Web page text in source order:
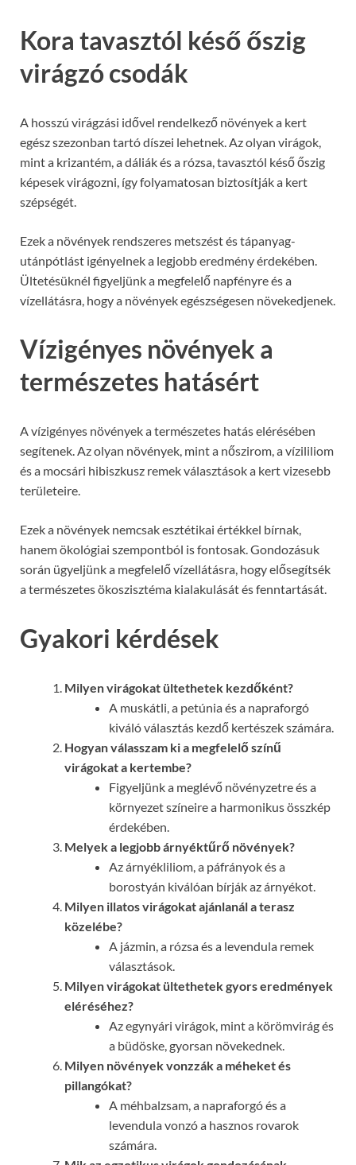
Kora tavasztól késő őszig
virágzó csodák
A hosszú virágzási idővel rendelkező növények a kert
egész szezonban tartó díszei lehetnek. Az olyan virágok,
mint a krizantém, a dáliák és a rózsa, tavasztól késő őszig
képesek virágozni, így folyamatosan biztosítják a kert
szépségét.
Ezek a növények rendszeres metszést és tápanyag-
utánpótlást igényelnek a legjobb eredmény érdekében.
Ültetésüknél figyeljünk a megfelelő napfényre és a
vízellátásra, hogy a növények egészségesen növekedjenek.
Vízigényes növények a
természetes hatásért
A vízigényes növények a természetes hatás elérésében
segítenek. Az olyan növények, mint a nőszirom, a vízililiom
és a mocsári hibiszkusz remek választások a kert vizesebb
területeire.
Ezek a növények nemcsak esztétikai értékkel bírnak,
hanem ökológiai szempontból is fontosak. Gondozásuk
során ügyeljünk a megfelelő vízellátásra, hogy elősegítsék
a természetes ökoszisztéma kialakulását és fenntartását.
Gyakori kérdések
Milyen virágokat ültethetek kezdőként?
A muskátli, a petúnia és a napraforgó
kiváló választás kezdő kertészek számára.
Hogyan válasszam ki a megfelelő színű
virágokat a kertembe?
Figyeljünk a meglévő növényzetre és a
környezet színeire a harmonikus összkép
érdekében.
Melyek a legjobb árnyéktűrő növények?
Az árnyékliliom, a páfrányok és a
borostyán kiválóan bírják az árnyékot.
Milyen illatos virágokat ajánlanál a terasz
közelébe?
A jázmin, a rózsa és a levendula remek
választások.
Milyen virágokat ültethetek gyors eredmények
eléréséhez?
Az egynyári virágok, mint a körömvirág és
a büdöske, gyorsan növekednek.
Milyen növények vonzzák a méheket és
pillangókat?
A méhbalzsam, a napraforgó és a
levendula vonzó a hasznos rovarok
számára.